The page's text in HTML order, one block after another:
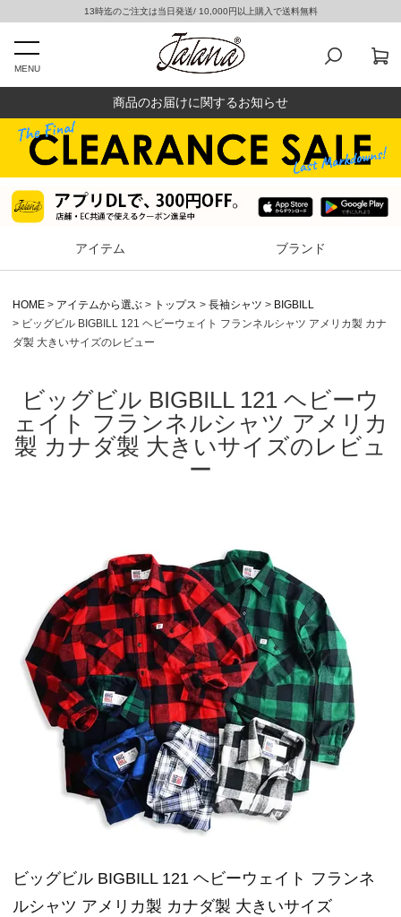
13時迄のご注文は当日発送/ 10,000円以上購入で送料無料
MENU
商品のお届けに関するお知らせ
アイテム ブランド
HOME アイテムから選ぶ トップス 長袖シャツ
BIGBILL
ビッグビル BIGBILL 121 ヘビーウェイト フランネルシャツ アメリカ製 カナ
ダ製 大きいサイズのレビュー
ビッグビル BIGBILL 121 ヘビーウ
ェイト フランネルシャツ アメリカ
製 カナダ製 大きいサイズのレビュ
ー
ビッグビル BIGBILL 121 ヘビーウェイト フランネ
ルシャツ アメリカ製 カナダ製 大きいサイズ